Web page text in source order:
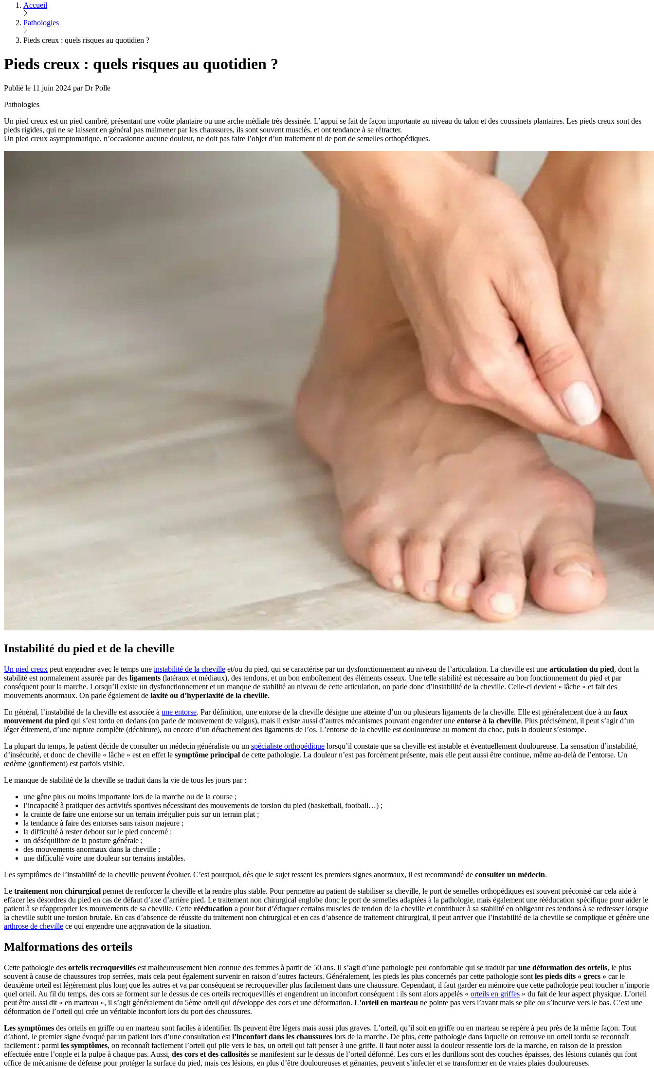
Accueil
Pathologies
Pieds creux : quels risques au quotidien ?
Pieds creux : quels risques au quotidien ?
Publié le 11 juin 2024 par Dr Polle
Pathologies
Un pied creux est un pied cambré, présentant une voûte plantaire ou une arche médiale très dessinée. L’appui se fait de façon importante au niveau du talon et des coussinets plantaires. Les pieds creux sont des
pieds rigides, qui ne se laissent en général pas malmener par les chaussures, ils sont souvent musclés, et ont tendance à se rétracter.
Un pied creux asymptomatique, n’occasionne aucune douleur, ne doit pas faire l’objet d’un traitement ni de port de semelles orthopédiques.
Instabilité du pied et de la cheville
Un pied creux peut engendrer avec le temps une instabilité de la cheville et/ou du pied, qui se caractérise par un dysfonctionnement au niveau de l’articulation. La cheville est une articulation du pied, dont la
stabilité est normalement assurée par des ligaments (latéraux et médiaux), des tendons, et un bon emboîtement des éléments osseux. Une telle stabilité est nécessaire au bon fonctionnement du pied et par
conséquent pour la marche. Lorsqu’il existe un dysfonctionnement et un manque de stabilité au niveau de cette articulation, on parle donc d’instabilité de la cheville. Celle-ci devient « lâche » et fait des
mouvements anormaux. On parle également de laxité ou d’hyperlaxité de la cheville.
En général, l’instabilité de la cheville est associée à une entorse. Par définition, une entorse de la cheville désigne une atteinte d’un ou plusieurs ligaments de la cheville. Elle est généralement due à un faux
mouvement du pied qui s’est tordu en dedans (on parle de mouvement de valgus), mais il existe aussi d’autres mécanismes pouvant engendrer une entorse à la cheville. Plus précisément, il peut s’agir d’un
léger étirement, d’une rupture complète (déchirure), ou encore d’un détachement des ligaments de l’os. L’entorse de la cheville est douloureuse au moment du choc, puis la douleur s’estompe.
La plupart du temps, le patient décide de consulter un médecin généraliste ou un spécialiste orthopédique lorsqu’il constate que sa cheville est instable et éventuellement douloureuse. La sensation d’instabilité,
d’insécurité, et donc de cheville « lâche » est en effet le symptôme principal de cette pathologie. La douleur n’est pas forcément présente, mais elle peut aussi être continue, même au-delà de l’entorse. Un
œdème (gonflement) est parfois visible.
Le manque de stabilité de la cheville se traduit dans la vie de tous les jours par :
une gêne plus ou moins importante lors de la marche ou de la course ;
l’incapacité à pratiquer des activités sportives nécessitant des mouvements de torsion du pied (basketball, football…) ;
la crainte de faire une entorse sur un terrain irrégulier puis sur un terrain plat ;
la tendance à faire des entorses sans raison majeure ;
la difficulté à rester debout sur le pied concerné ;
un déséquilibre de la posture générale ;
des mouvements anormaux dans la cheville ;
une difficulté voire une douleur sur terrains instables.
Les symptômes de l’instabilité de la cheville peuvent évoluer. C’est pourquoi, dès que le sujet ressent les premiers signes anormaux, il est recommandé de consulter un médecin.
Le traitement non chirurgical permet de renforcer la cheville et la rendre plus stable. Pour permettre au patient de stabiliser sa cheville, le port de semelles orthopédiques est souvent préconisé car cela aide à
effacer les désordres du pied en cas de défaut d’axe d’arrière pied. Le traitement non chirurgical englobe donc le port de semelles adaptées à la pathologie, mais également une rééducation spécifique pour aider le
patient à se réapproprier les mouvements de sa cheville. Cette rééducation a pour but d’éduquer certains muscles de tendon de la cheville et contribuer à sa stabilité en obligeant ces tendons à se redresser lorsque
la cheville subit une torsion brutale. En cas d’absence de réussite du traitement non chirurgical et en cas d’absence de traitement chirurgical, il peut arriver que l’instabilité de la cheville se complique et génère une
arthrose de cheville ce qui engendre une aggravation de la situation.
Malformations des orteils
Cette pathologie des orteils recroquevillés est malheureusement bien connue des femmes à partir de 50 ans. Il s’agit d’une pathologie peu confortable qui se traduit parune déformation des orteils, le plus
souvent à cause de chaussures trop serrées, mais cela peut également survenir en raison d’autres facteurs. Généralement, les pieds les plus concernés par cette pathologie sont les pieds dits « grecs » car le
deuxième orteil est légèrement plus long que les autres et va par conséquent se recroqueviller plus facilement dans une chaussure. Cependant, il faut garder en mémoire que cette pathologie peut toucher n’importe
quel orteil. Au fil du temps, des cors se forment sur le dessus de ces orteils recroquevillés et engendrent un inconfort conséquent : ils sont alors appelés « orteils en griffes » du fait de leur aspect physique. L’orteil
peut être aussi dit « en marteau », il s’agit généralement du 5ème orteil qui développe des cors et une déformation. L’orteil en marteau ne pointe pas vers l’avant mais se plie ou s’incurve vers le bas. C’est une
déformation de l’orteil qui crée un véritable inconfort lors du port des chaussures.
Les symptômes des orteils en griffe ou en marteau sont faciles à identifier. Ils peuvent être légers mais aussi plus graves. L’orteil, qu’il soit en griffe ou en marteau se repère à peu près de la même façon. Tout
d’abord, le premier signe évoqué par un patient lors d’une consultation est l’inconfort dans les chaussures lors de la marche. De plus, cette pathologie dans laquelle on retrouve un orteil tordu se reconnaît
facilement : parmi les symptômes, on reconnaît facilement l’orteil qui plie vers le bas, un orteil qui fait penser à une griffe. Il faut noter aussi la douleur ressentie lors de la marche, en raison de la pression
effectuée entre l’ongle et la pulpe à chaque pas. Aussi, des cors et des callosités se manifestent sur le dessus de l’orteil déformé. Les cors et les durillons sont des couches épaisses, des lésions cutanés qui font
office de mécanisme de défense pour protéger la surface du pied, mais ces lésions, en plus d’être douloureuses et gênantes, peuvent s’infecter et se transformer en de vraies plaies douloureuses.